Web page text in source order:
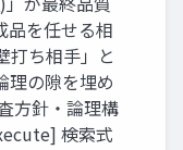
品を任せる相
打ち相手」と
理の隙を埋め
方針・論理構
検索式